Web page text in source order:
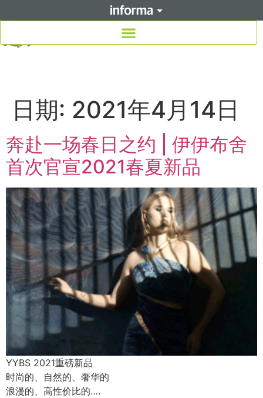
日期: 2021年4月14日
奔赴一场春日之约 | 伊伊布舍
首次官宣2021春夏新品
YYBS 2021重磅新品
时尚的、自然的、奢华的
浪漫的、高性价比的….